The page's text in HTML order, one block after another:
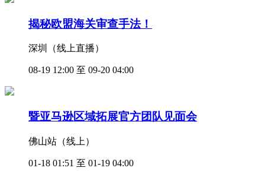
揭秘欧盟海关审查手法！
深圳（线上直播）
08-19 12:00 至 09-20 04:00
暨亚马逊区域拓展官方团队见面会
佛山站（线上）
01-18 01:51 至 01-19 04:00